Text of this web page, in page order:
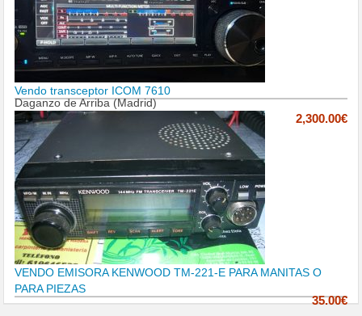
Vendo transceptor ICOM 7610
Daganzo de Arriba (Madrid)
2,300.00€
VENDO EMISORA KENWOOD TM-221-E PARA MANITAS O
PARA PIEZAS
35.00€